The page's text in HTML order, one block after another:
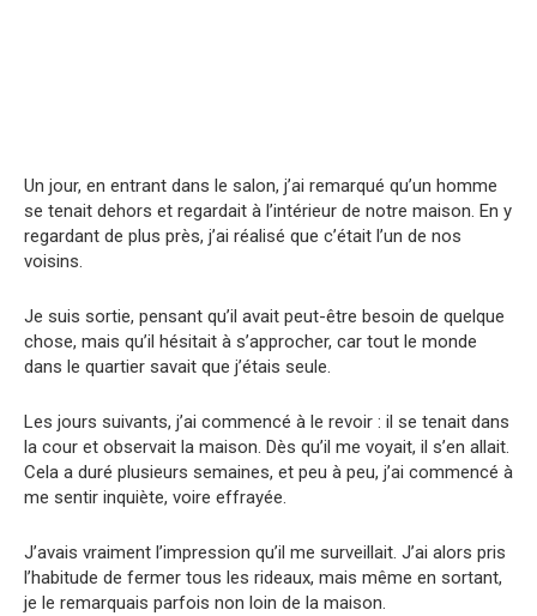
Un jour, en entrant dans le salon, j’ai remarqué qu’un homme
se tenait dehors et regardait à l’intérieur de notre maison. En y
regardant de plus près, j’ai réalisé que c’était l’un de nos
voisins.
Je suis sortie, pensant qu’il avait peut-être besoin de quelque
chose, mais qu’il hésitait à s’approcher, car tout le monde
dans le quartier savait que j’étais seule.
Les jours suivants, j’ai commencé à le revoir : il se tenait dans
la cour et observait la maison. Dès qu’il me voyait, il s’en allait.
Cela a duré plusieurs semaines, et peu à peu, j’ai commencé à
me sentir inquiète, voire effrayée.
J’avais vraiment l’impression qu’il me surveillait. J’ai alors pris
l’habitude de fermer tous les rideaux, mais même en sortant,
je le remarquais parfois non loin de la maison.